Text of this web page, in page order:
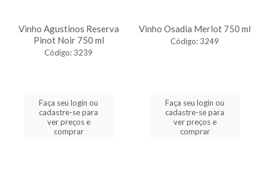
Vinho Agustinos Reserva
Pinot Noir 750 ml
Código: 3239
Faça seu login ou
cadastre-se para
ver preços e
comprar
Vinho Osadia Merlot 750 ml
Código: 3249
Faça seu login ou
cadastre-se para
ver preços e
comprar